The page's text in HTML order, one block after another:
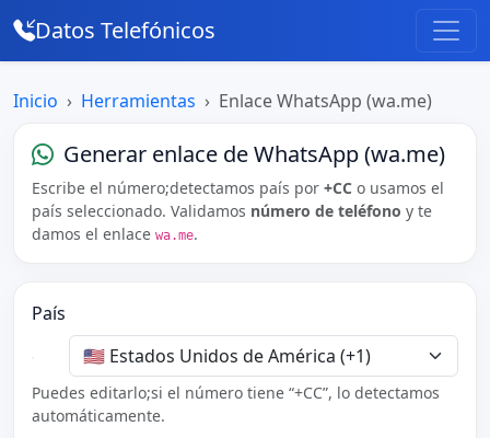
Datos Telefónicos
Inicio Herramientas Enlace WhatsApp (wa.me)
Generar enlace de WhatsApp (wa.me)
Escribe el número;detectamos país por +CC o usamos el
país seleccionado. Validamos número de teléfono y te
damos el enlace wa.me.
País
Puedes editarlo;si el número tiene “+CC”, lo detectamos
automáticamente.